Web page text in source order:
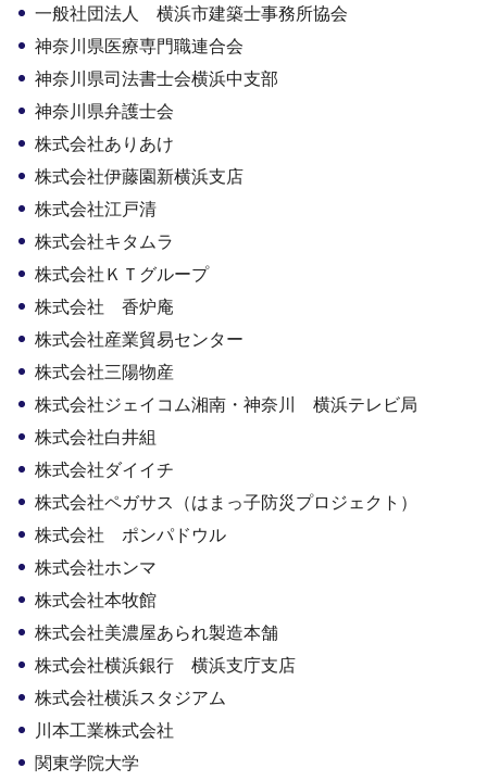
一般社団法人 横浜市建築士事務所協会
神奈川県医療専門職連合会
神奈川県司法書士会横浜中支部
神奈川県弁護士会
株式会社ありあけ
株式会社伊藤園新横浜支店
株式会社江戸清
株式会社キタムラ
株式会社ＫＴグループ
株式会社 香炉庵
株式会社産業貿易センター
株式会社三陽物産
株式会社ジェイコム湘南・神奈川 横浜テレビ局
株式会社白井組
株式会社ダイイチ
株式会社ペガサス（はまっ子防災プロジェクト）
株式会社 ポンパドウル
株式会社ホンマ
株式会社本牧館
株式会社美濃屋あられ製造本舗
株式会社横浜銀行 横浜支庁支店
株式会社横浜スタジアム
川本工業株式会社
関東学院大学